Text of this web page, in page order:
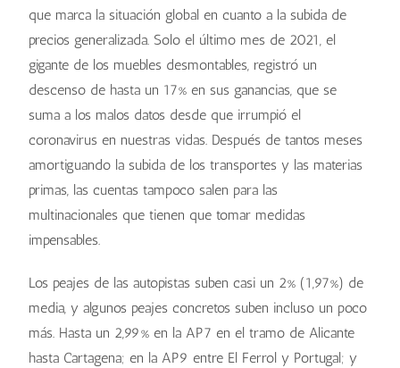
que marca la situación global en cuanto a la subida de
precios generalizada. Solo el último mes de 2021, el
gigante de los muebles desmontables, registró un
descenso de hasta un 17% en sus ganancias, que se
suma a los malos datos desde que irrumpió el
coronavirus en nuestras vidas. Después de tantos meses
amortiguando la subida de los transportes y las materias
primas, las cuentas tampoco salen para las
multinacionales que tienen que tomar medidas
impensables.
Los peajes de las autopistas suben casi un 2% (1,97%) de
media, y algunos peajes concretos suben incluso un poco
más. Hasta un 2,99% en la AP7 en el tramo de Alicante
hasta Cartagena; en la AP9 entre El Ferrol y Portugal; y